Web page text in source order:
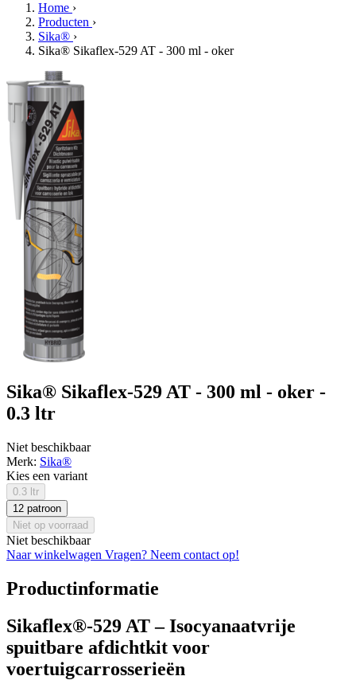
Home ›
Producten ›
Sika® ›
Sika® Sikaflex-529 AT - 300 ml - oker
Sika® Sikaflex-529 AT - 300 ml - oker -
0.3 ltr
Niet beschikbaar
Merk: Sika®
Kies een variant
0.3 ltr
12 patroon
Niet op voorraad
Niet beschikbaar
Naar winkelwagen Vragen? Neem contact op!
Productinformatie
Sikaflex®-529 AT – Isocyanaatvrije
spuitbare afdichtkit voor
voertuigcarrosserieën